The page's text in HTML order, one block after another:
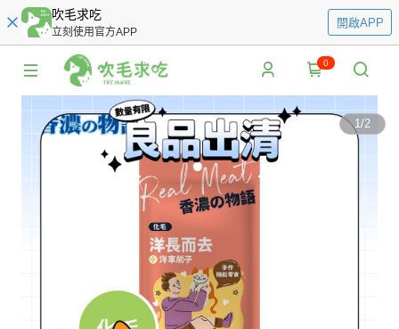
吹毛求吃
立刻使用官方APP
開啟APP
0
1/2